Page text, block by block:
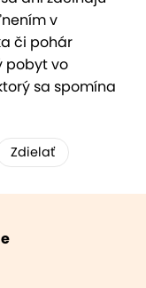
v
či pohár
pobyt vo
sa spomína
Zdielať